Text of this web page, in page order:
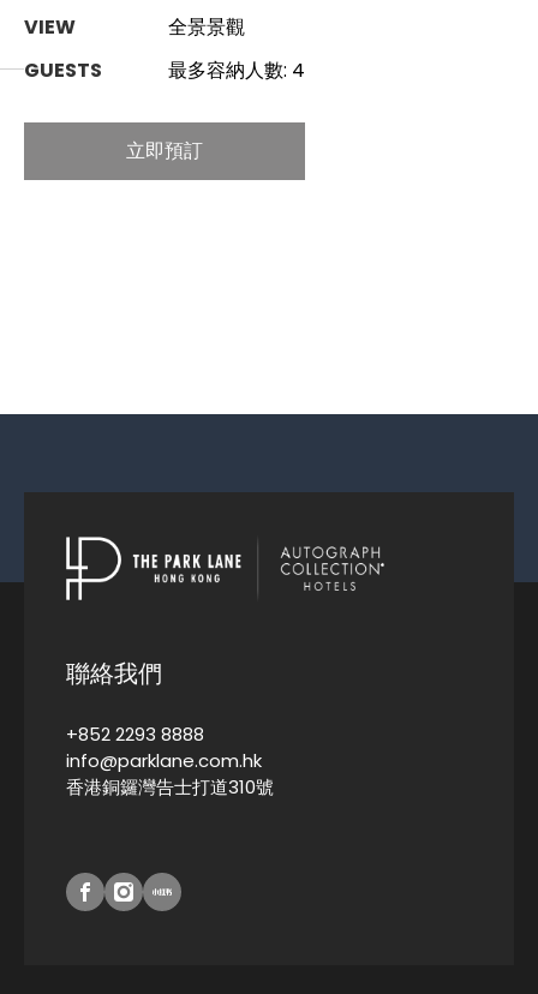
VIEW
全景景觀
GUESTS
最多容納人數: 4
立即預訂
聯絡我們
+852 2293 8888
info@parklane.com.hk
香港銅鑼灣告士打道310號